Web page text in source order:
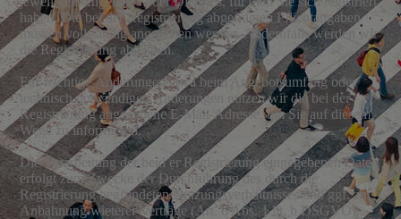
haben. Die bei der Registrierung abgefragten Pflichtangaben
müssen vollständig angegeben werden. Andernfalls werden wir
die Registrierung ablehnen.
Für wichtige Änderungen etwa beim Angebotsumfang oder
technisch notwendigen Änderungen nutzen wir die bei der
Registrierung angegebene E-Mail-Adresse, um Sie auf diesem
Wege zu informieren.
Die Verarbeitung der beid er Registrierung eingegebenen Daten
erfolgt zum Zwecke der Durchführung des durch die
Registrierung begründeten Nutzungsverhältnisses und ggf. zur
Anbahnung wieterer Verträge (Art. 6 Abs. 1 lit. b DSGVO).